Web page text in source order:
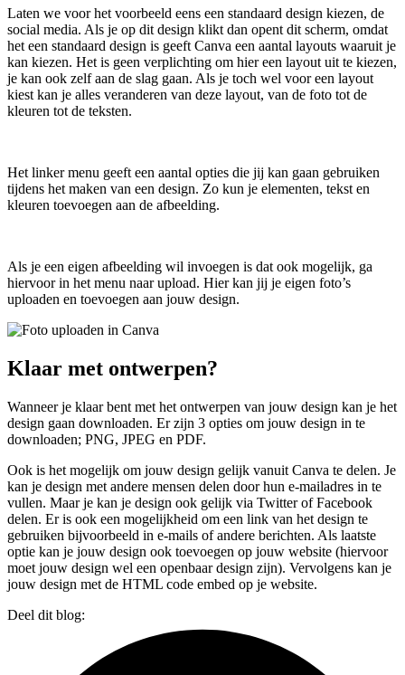
Laten we voor het voorbeeld eens een standaard design kiezen, de
social media. Als je op dit design klikt dan opent dit scherm, omdat
het een standaard design is geeft Canva een aantal layouts waaruit je
kan kiezen. Het is geen verplichting om hier een layout uit te kiezen,
je kan ook zelf aan de slag gaan. Als je toch wel voor een layout
kiest kan je alles veranderen van deze layout, van de foto tot de
kleuren tot de teksten.
Het linker menu geeft een aantal opties die jij kan gaan gebruiken
tijdens het maken van een design. Zo kun je elementen, tekst en
kleuren toevoegen aan de afbeelding.
Als je een eigen afbeelding wil invoegen is dat ook mogelijk, ga
hiervoor in het menu naar upload. Hier kan jij je eigen foto’s
uploaden en toevoegen aan jouw design.
Klaar met ontwerpen?
Wanneer je klaar bent met het ontwerpen van jouw design kan je het
design gaan downloaden. Er zijn 3 opties om jouw design in te
downloaden; PNG, JPEG en PDF.
Ook is het mogelijk om jouw design gelijk vanuit Canva te delen. Je
kan je design met andere mensen delen door hun e-mailadres in te
vullen. Maar je kan je design ook gelijk via Twitter of Facebook
delen. Er is ook een mogelijkheid om een link van het design te
gebruiken bijvoorbeeld in e-mails of andere berichten. Als laatste
optie kan je jouw design ook toevoegen op jouw website (hiervoor
moet jouw design wel een openbaar design zijn). Vervolgens kan je
jouw design met de HTML code embed op je website.
Deel dit blog: